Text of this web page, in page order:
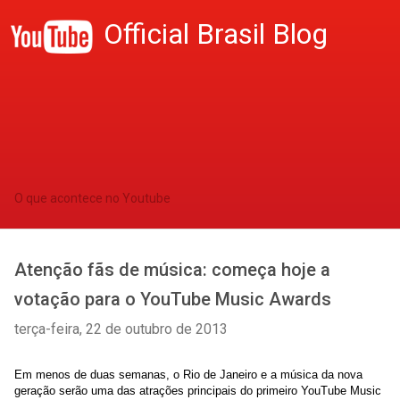
Official Brasil Blog
O que acontece no Youtube
Atenção fãs de música: começa hoje a
votação para o YouTube Music Awards
terça-feira, 22 de outubro de 2013
Em menos de duas semanas, o Rio de Janeiro e a música da nova
geração serão uma das atrações principais do primeiro YouTube Music